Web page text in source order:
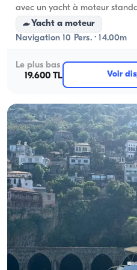
avec un yacht à moteur
personnes
Yacht a moteur
Navigation 10 Pers. · 14.00m
Le plus bas
19.600 TL
Voir